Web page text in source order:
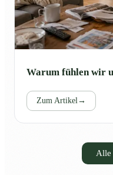
Warum fühlen wir
Zum Artikel→
Alle